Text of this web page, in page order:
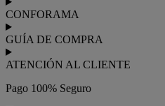
CONFORAMA
GUÍA DE COMPRA
ATENCIÓN AL CLIENTE
Pago 100% Seguro